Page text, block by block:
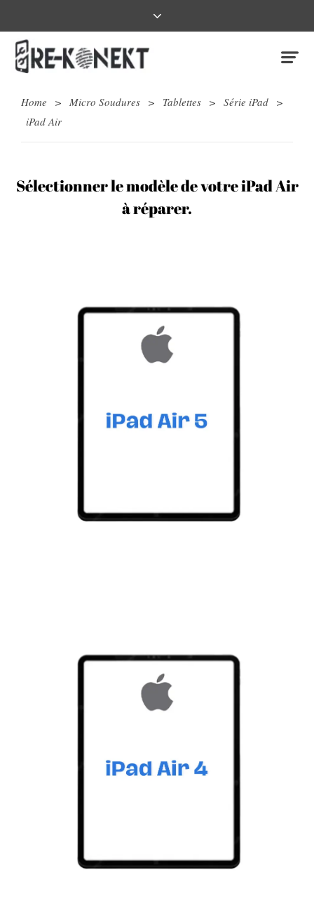
Home > Micro Soudures > Tablettes > Série iPad >
iPad Air
Sélectionner le modèle de votre iPad Air
à réparer.